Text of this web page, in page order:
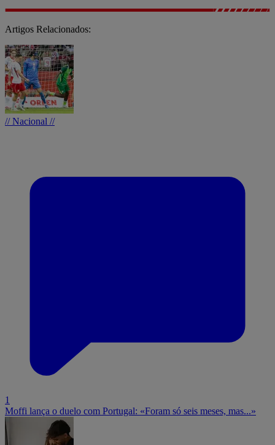
Artigos Relacionados:
// Nacional //
1
Moffi lança o duelo com Portugal: «Foram só seis meses, mas...»